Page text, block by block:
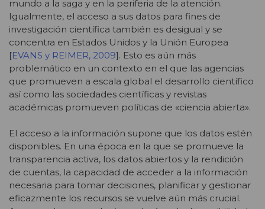
mundo a la saga y en la periferia de la atención.
Igualmente, el acceso a sus datos para fines de
investigación científica también es desigual y se
concentra en Estados Unidos y la Unión Europea
[EVANS y REIMER, 2009]. Esto es aún más
problemático en un contexto en el que las agencias
que promueven a escala global el desarrollo científico
así como las sociedades científicas y revistas
académicas promueven políticas de «ciencia abierta».
El acceso a la información supone que los datos estén
disponibles. En una época en la que se promueve la
transparencia activa, los datos abiertos y la rendición
de cuentas, la capacidad de acceder a la información
necesaria para tomar decisiones, planificar y gestionar
eficazmente los recursos se vuelve aún más crucial.